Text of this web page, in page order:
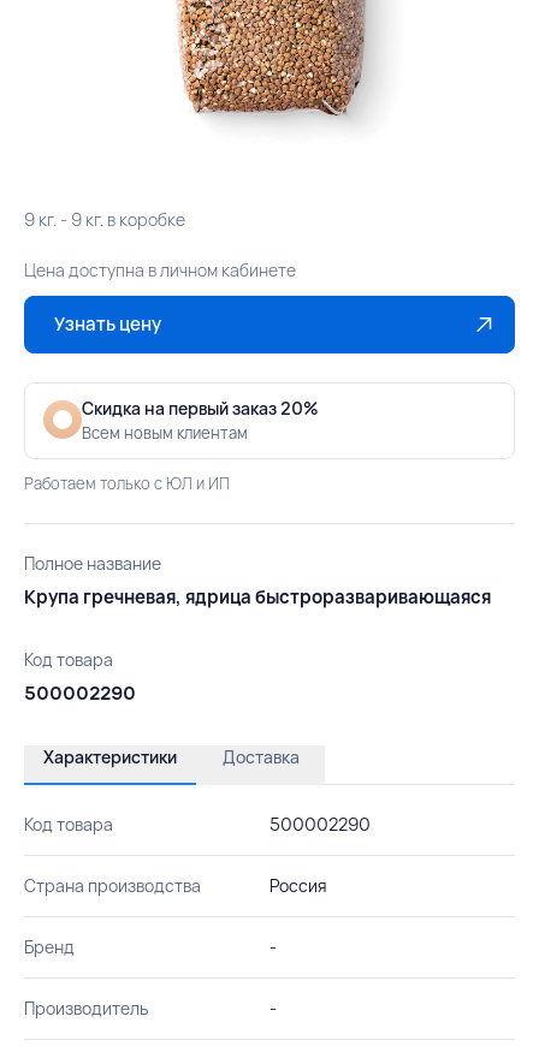
9 кг. - 9 кг. в коробке
Цена доступна в личном кабинете
Узнать цену
Скидка на первый заказ 20%
Всем новым клиентам
Работаем только с ЮЛ и ИП
Полное название
Крупа гречневая, ядрица быстроразваривающаяся
Код товара
500002290
Характеристики Доставка
Код товара 500002290
Страна производства Россия
Бренд -
Производитель -